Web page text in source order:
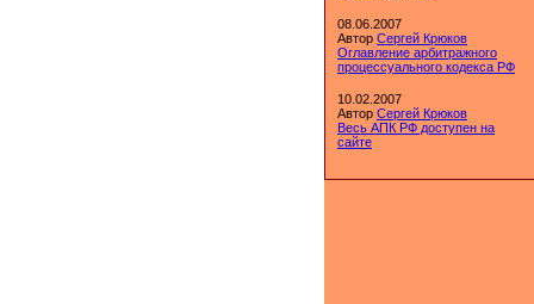
08.06.2007
Автор Сергей Крюков
Оглавление арбитражного
процессуального кодекса РФ
10.02.2007
Автор Сергей Крюков
Весь АПК РФ доступен на
сайте